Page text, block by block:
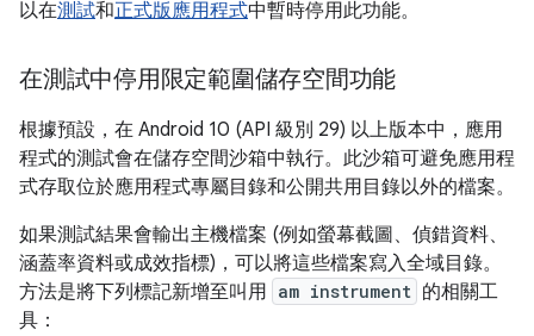
以在測試和正式版應用程式中暫時停用此功能。
在測試中停用限定範圍儲存空間功能
根據預設，在 Android 10 (API 級別 29) 以上版本中，應用
程式的測試會在儲存空間沙箱中執行。此沙箱可避免應用程
式存取位於應用程式專屬目錄和公開共用目錄以外的檔案。
如果測試結果會輸出主機檔案 (例如螢幕截圖、偵錯資料、
涵蓋率資料或成效指標)，可以將這些檔案寫入全域目錄。
方法是將下列標記新增至叫用 am instrument 的相關工
具：